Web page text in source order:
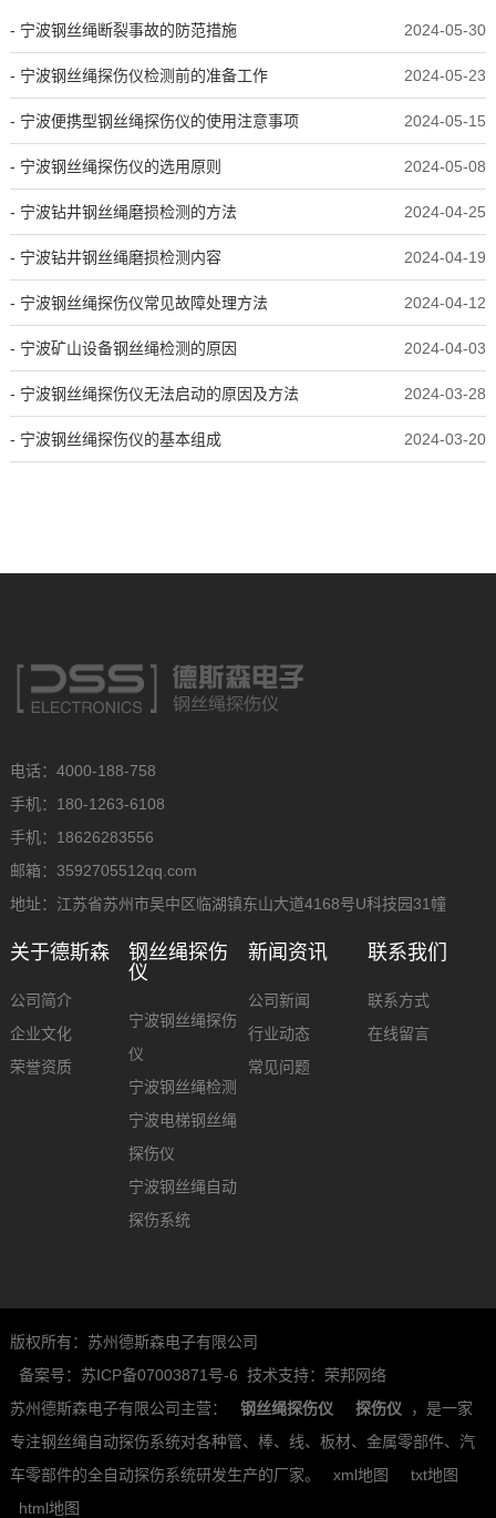
- 宁波钢丝绳断裂事故的防范措施 2024-05-30
- 宁波钢丝绳探伤仪检测前的准备工作 2024-05-23
- 宁波便携型钢丝绳探伤仪的使用注意事项 2024-05-15
- 宁波钢丝绳探伤仪的选用原则 2024-05-08
- 宁波钻井钢丝绳磨损检测的方法 2024-04-25
- 宁波钻井钢丝绳磨损检测内容 2024-04-19
- 宁波钢丝绳探伤仪常见故障处理方法 2024-04-12
- 宁波矿山设备钢丝绳检测的原因 2024-04-03
- 宁波钢丝绳探伤仪无法启动的原因及方法 2024-03-28
- 宁波钢丝绳探伤仪的基本组成 2024-03-20
电话：4000-188-758
手机：180-1263-6108
手机：18626283556
邮箱：3592705512qq.com
地址：江苏省苏州市吴中区临湖镇东山大道4168号U科技园31幢
关于德斯森
公司简介
企业文化
荣誉资质
钢丝绳探伤
仪
宁波钢丝绳探伤
仪
宁波钢丝绳检测
宁波电梯钢丝绳
探伤仪
宁波钢丝绳自动
探伤系统
新闻资讯
公司新闻
行业动态
常见问题
联系我们
联系方式
在线留言
版权所有：苏州德斯森电子有限公司
备案号：苏ICP备07003871号-6 技术支持：荣邦网络
苏州德斯森电子有限公司主营：
钢丝绳探伤仪 探伤仪
，是一家
专注钢丝绳自动探伤系统对各种管、棒、线、板材、金属零部件、汽
车零部件的全自动探伤系统研发生产的厂家。
xml地图
txt地图
html地图